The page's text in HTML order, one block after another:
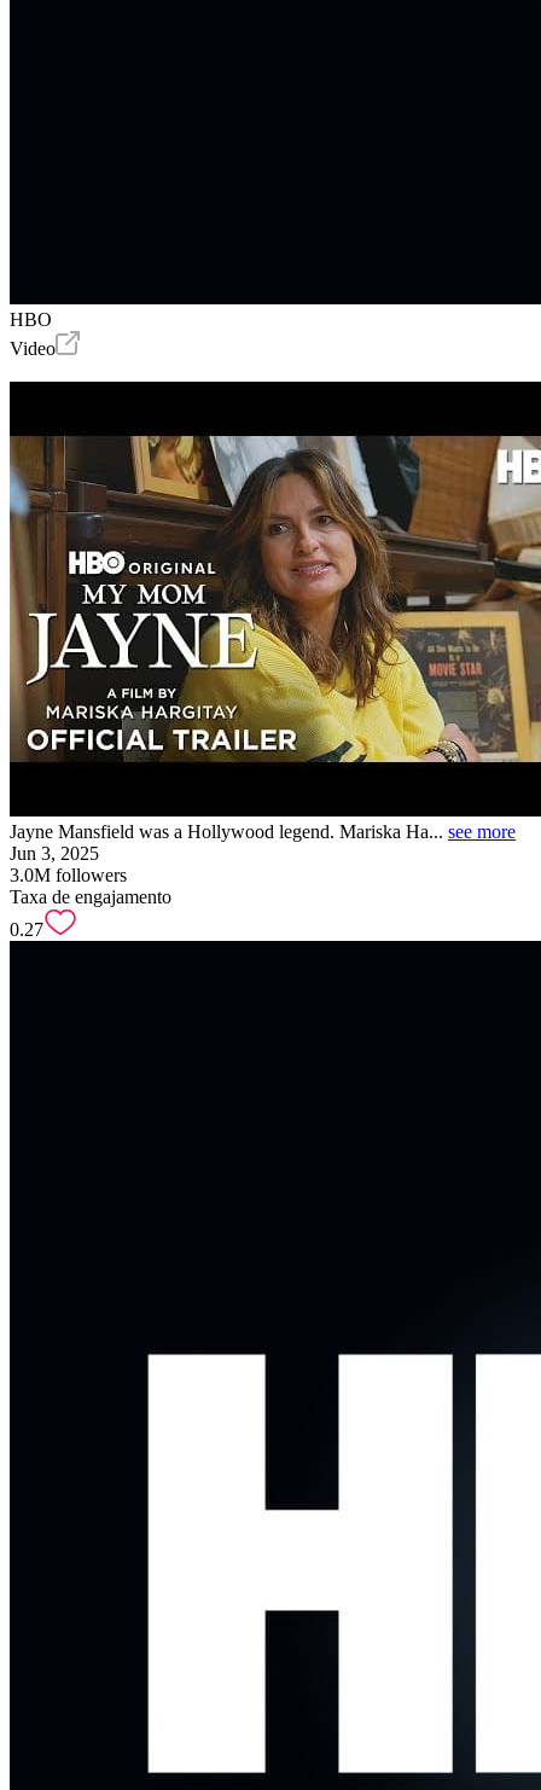
HBO
Video
Jayne Mansfield was a Hollywood legend. Mariska Ha... see more
Jun 3, 2025
3.0M followers
Taxa de engajamento
0.27